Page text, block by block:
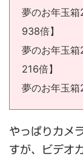
夢のお年玉
938倍】
夢のお年玉
216倍】
夢のお年玉
やっぱりカメ
すが、ビデオ